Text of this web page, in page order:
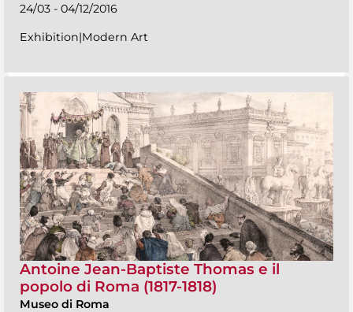
24/03 - 04/12/2016
Exhibition|Modern Art
Antoine Jean-Baptiste Thomas e il
popolo di Roma (1817-1818)
Museo di Roma